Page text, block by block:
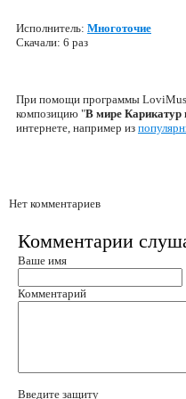
Исполнитель: Многоточие
Скачали: 6 раз
При помощи программы
композицию "В мире Карикатур
интернете, например из
Нет комментариев
Комментарии
Ваше имя
Комментарий
Введите защиту